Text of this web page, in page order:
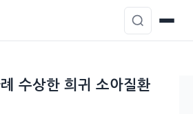
수상한 희귀 소아질환